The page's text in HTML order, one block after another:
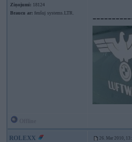
Ziņojumi: 18124
Braucu ar: fenšuj systems.LTR.
ROLEXX 26. Mar 2010,